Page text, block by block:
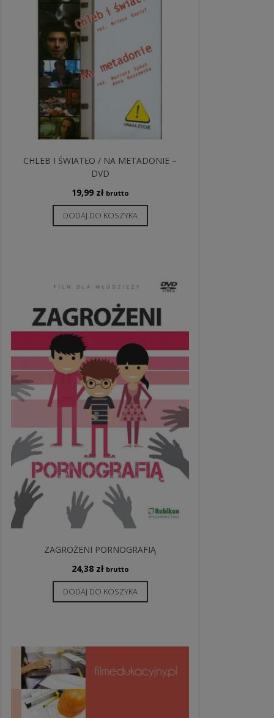
CHLEB I ŚWIATŁO / NA METADONIE –
DVD
19,99 zł brutto
DODAJ DO KOSZYKA
ZAGROŻENI PORNOGRAFIĄ
24,38 zł brutto
DODAJ DO KOSZYKA